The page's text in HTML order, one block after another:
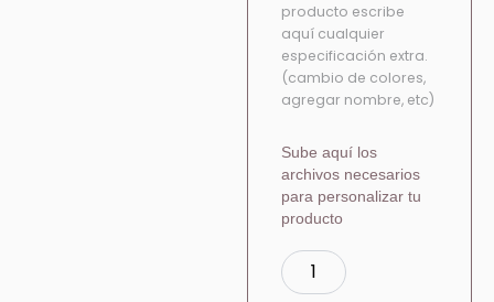
producto escribe
aquí cualquier
especificación extra.
(cambio de colores,
agregar nombre, etc)
Sube aquí los
archivos necesarios
para personalizar tu
producto